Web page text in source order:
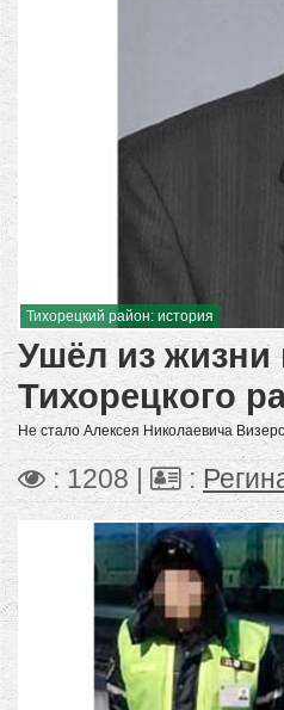
Тихорецкий район: история
Ушёл из жизни
Тихорецкого
Не стало Алексея Николаевича
: 1208 | :